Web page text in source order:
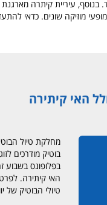
עיריית קיתרה מארגנת
מוזיקה שונים. כדאי
האי קיתירה
מחלקת טיול
בוטיק מודרכים
בפלופונס בשבוע
האי קיתירה.
טיולי הבוטיק של